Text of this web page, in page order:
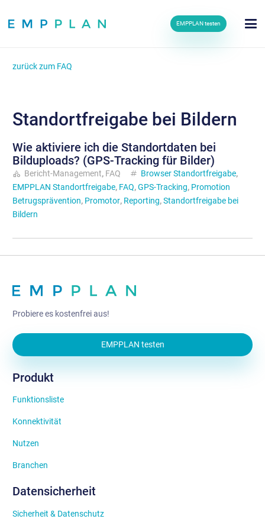
EMPPLAN testen
zurück zum FAQ
Standortfreigabe bei Bildern
Wie aktiviere ich die Standortdaten bei
Bilduploads? (GPS-Tracking für Bilder)
category Bericht-Management, FAQ tag Browser Standortfreigabe,
EMPPLAN Standortfreigabe, FAQ,GPS-Tracking, Promotion
Betrugsprävention, Promotor, Reporting,Standortfreigabe bei
Bildern
Probiere es kostenfrei aus!
EMPPLAN testen
Produkt
Funktionsliste
Konnektivität
Nutzen
Branchen
Datensicherheit
Sicherheit & Datenschutz